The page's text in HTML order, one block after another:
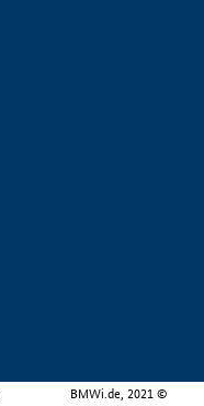
BMWi.de, 2021 ©